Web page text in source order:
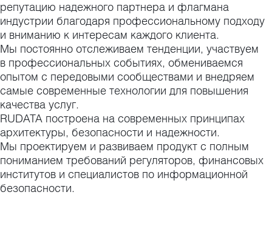
репутацию надежного партнера и флагмана
индустрии благодаря профессиональному подходу
и вниманию к интересам каждого клиента.
Мы постоянно отслеживаем тенденции, участвуем
в профессиональных событиях, обмениваемся
опытом с передовыми сообществами и внедряем
самые современные технологии для повышения
качества услуг.
RUDATA построена на современных принципах
архитектуры, безопасности и надежности.
Мы проектируем и развиваем продукт с полным
пониманием требований регуляторов, финансовых
институтов и специалистов по информационной
безопасности.